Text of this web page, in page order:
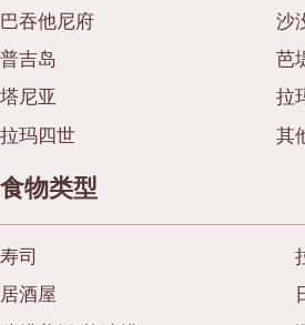
巴吞他尼府
沙
普吉岛
芭
塔尼亚
拉
拉玛四世
其
食物类型
寿司
居酒屋